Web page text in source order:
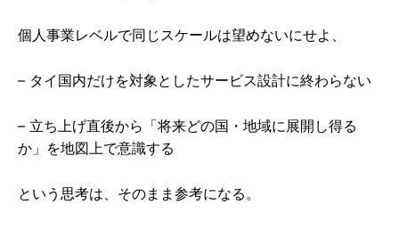
個人事業レベルで同じスケールは望めないにせよ、
– タイ国内だけを対象としたサービス設計に終わらない
– 立ち上げ直後から「将来どの国・地域に展開し得る
か」を地図上で意識する
という思考は、そのまま参考になる。